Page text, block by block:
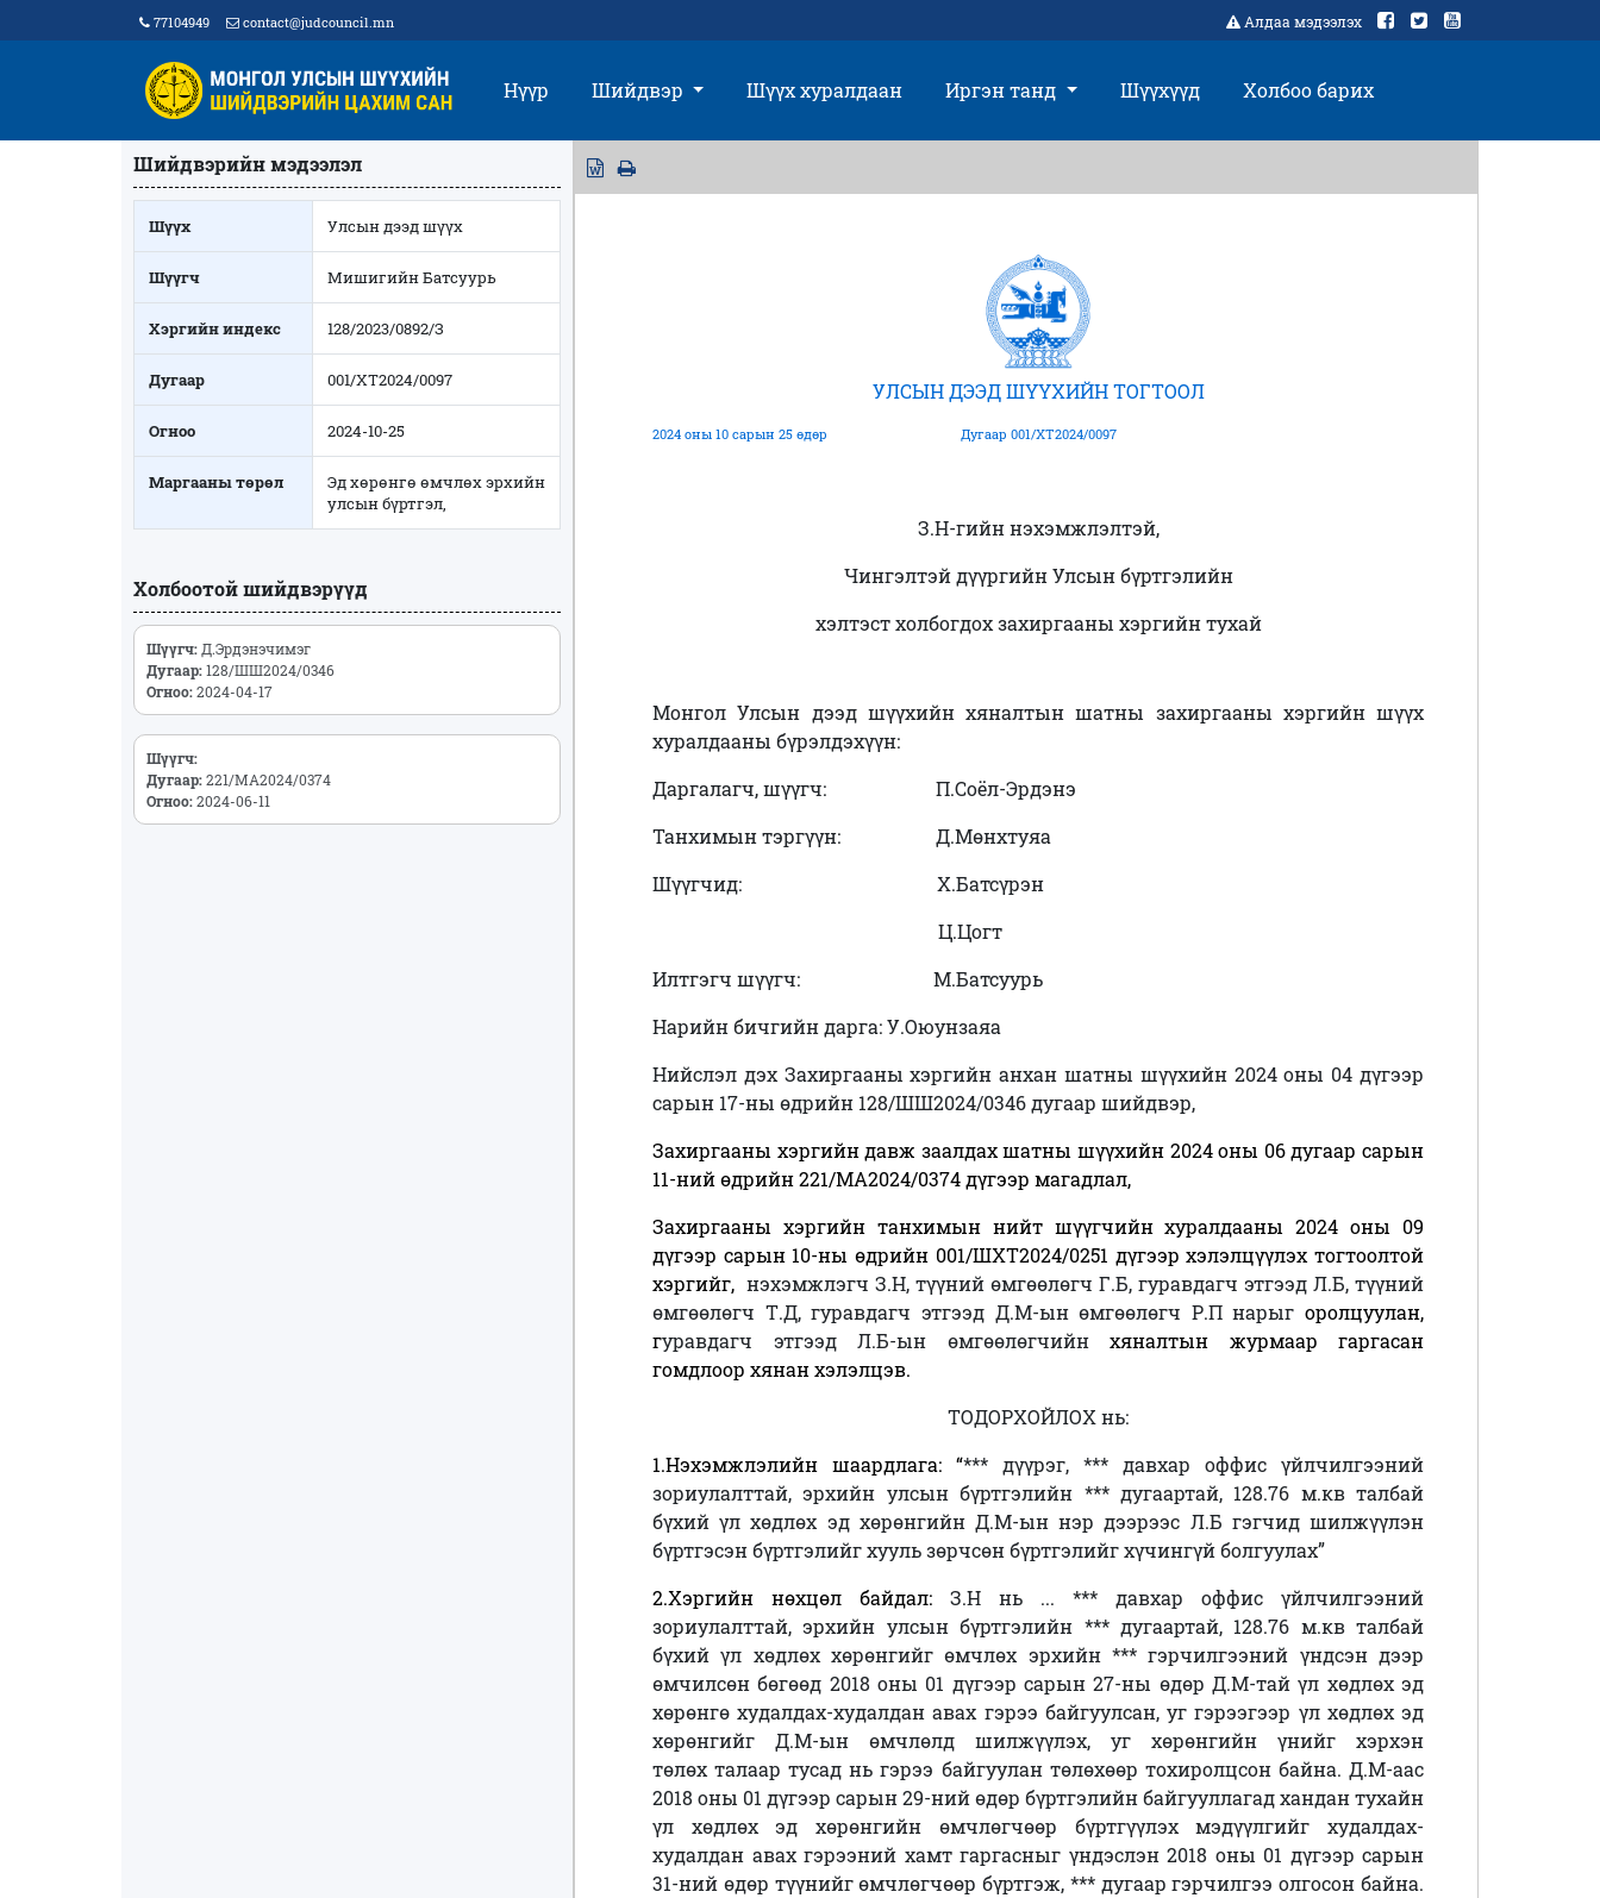
77104949 contact@judcouncil.mn Алдаа мэдээлэх
Нүүр Шийдвэр Шүүх хуралдаан Иргэн танд Шүүхүүд Холбоо барих
Шийдвэрийн мэдээлэл
Шүүх Улсын дээд шүүх
Шүүгч Мишигийн Батсуурь
Хэргийн индекс 128/2023/0892/З
Дугаар 001/ХТ2024/0097
Огноо 2024-10-25
Маргааны төрөл
Эд хөрөнгө өмчлөх эрхийн
улсын бүртгэл,
Холбоотой шийдвэрүүд
Шүүгч:Д.Эрдэнэчимэг
Дугаар:128/ШШ2024/0346
Огноо:2024-04-17
Шүүгч:
Дугаар:221/МА2024/0374
Огноо:2024-06-11
УЛСЫН ДЭЭД ШҮҮХИЙН ТОГТООЛ
2024 оны 10 сарын 25 өдөр Дугаар 001/ХТ2024/0097
З.Н-гийн нэхэмжлэлтэй,
Чингэлтэй дүүргийн Улсын бүртгэлийн
хэлтэст холбогдох захиргааны хэргийн тухай
Монгол Улсын дээд шүүхийн хяналтын шатны захиргааны хэргийн шүүх
хуралдааны бүрэлдэхүүн:
Даргалагч, шүүгч: П.Соёл-Эрдэнэ
Танхимын тэргүүн: Д.Мөнхтуяа
Шүүгчид: Х.Батсүрэн
Ц.Цогт
Илтгэгч шүүгч: М.Батсуурь
Нарийн бичгийн дарга: У.Оюунзаяа
Нийслэл дэх Захиргааны хэргийн анхан шатны шүүхийн 2024 оны 04 дүгээр
сарын 17-ны өдрийн 128/ШШ2024/0346 дугаар шийдвэр,
Захиргааны хэргийн давж заалдах шатны шүүхийн 2024 оны 06 дугаар сарын
11-ний өдрийн 221/МА2024/0374 дүгээр магадлал,
Захиргааны хэргийн танхимын нийт шүүгчийн хуралдааны 2024 оны 09
дүгээр сарын 10-ны өдрийн 001/ШХТ2024/0251 дүгээр хэлэлцүүлэх тогтоолтой
хэргийг, нэхэмжлэгч З.Н, түүний өмгөөлөгч Г.Б, гуравдагч этгээд Л.Б, түүний
өмгөөлөгч Т.Д, гуравдагч этгээд Д.М-ын өмгөөлөгч Р.П нарыг оролцуулан,
гуравдагч этгээд Л.Б-ын өмгөөлөгчийн хяналтын журмаар гаргасан
гомдлоор хянан хэлэлцэв.
ТОДОРХОЙЛОХ нь:
1.Нэхэмжлэлийн шаардлага: “*** дүүрэг, *** давхар оффис үйлчилгээний
зориулалттай, эрхийн улсын бүртгэлийн *** дугаартай, 128.76 м.кв талбай
бүхий үл хөдлөх эд хөрөнгийн Д.М-ын нэр дээрээс Л.Б гэгчид шилжүүлэн
бүртгэсэн бүртгэлийг хууль зөрчсөн бүртгэлийг хүчингүй болгуулах”
2.Хэргийн нөхцөл байдал: З.Н нь ... *** давхар оффис үйлчилгээний
зориулалттай, эрхийн улсын бүртгэлийн *** дугаартай, 128.76 м.кв талбай
бүхий үл хөдлөх хөрөнгийг өмчлөх эрхийн *** гэрчилгээний үндсэн дээр
өмчилсөн бөгөөд 2018 оны 01 дүгээр сарын 27-ны өдөр Д.М-тай үл хөдлөх эд
хөрөнгө худалдах-худалдан авах гэрээ байгуулсан, уг гэрээгээр үл хөдлөх эд
хөрөнгийг Д.М-ын өмчлөлд шилжүүлэх, уг хөрөнгийн үнийг хэрхэн
төлөх талаар тусад нь гэрээ байгуулан төлөхөөр тохиролцсон байна. Д.М-аас
2018 оны 01 дүгээр сарын 29-ний өдөр бүртгэлийн байгууллагад хандан тухайн
үл хөдлөх эд хөрөнгийн өмчлөгчөөр бүртгүүлэх мэдүүлгийг худалдах-
худалдан авах гэрээний хамт гаргасныг үндэслэн 2018 оны 01 дүгээр сарын
31-ний өдөр түүнийг өмчлөгчөөр бүртгэж, *** дугаар гэрчилгээ олгосон байна.